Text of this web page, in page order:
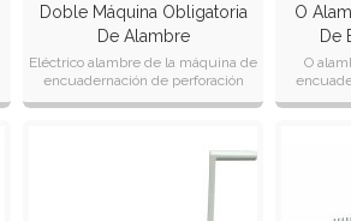
Doble Máquina Obligatoria
De Alambre
Eléctrico alambre de la máquina de
encuadernación de perforación
hasta 28 hojas izquierda& derecha
O
De
O